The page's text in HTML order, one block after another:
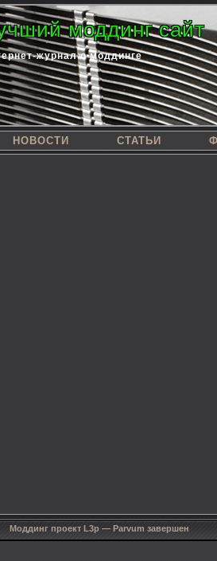
моддинг сайт
журнал о моддинге
НОВОСТИ СТАТЬИ
Моддинг проект L3p — Parvum завершен